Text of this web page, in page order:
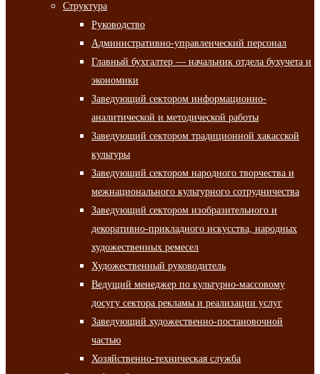
Структура
Руководство
Административно-управленческий персонал
Главный бухгалтер — начальник отдела бухучета и
экономики
Заведующий сектором информационно-
аналитической и методической работы
Заведующий сектором традиционной хакасской
культуры
Заведующий сектором народного творчества и
межнационального культурного сотрудничества
Заведующий сектором изобразительного и
декоративно-прикладного искусства, народных
художественных ремесел
Художественный руководитель
Ведущий менеджер по культурно-массовому
досугу сектора рекламы и реализации услуг
Заведующий художественно-постановочной
частью
Хозяйственно-техническая служба